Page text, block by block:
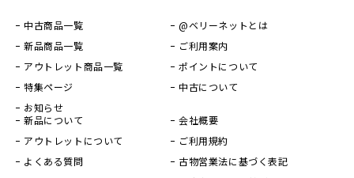
中古商品一覧
新品商品一覧
アウトレット商品一覧
特集ページ
お知らせ
@ベリーネットとは
ご利用案内
ポイントについて
中古について
新品について
アウトレットについて
よくある質問
会社概要
ご利用規約
古物営業法に基づく表記